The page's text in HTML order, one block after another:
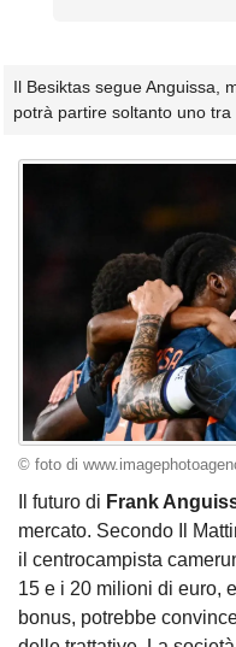
Il Besiktas segue Anguissa,
potrà partire soltanto uno
© foto di
Il futuro di Frank
mercato. Secondo Il
il centrocampista
15 e i 20 milioni di euro,
bonus, potrebbe